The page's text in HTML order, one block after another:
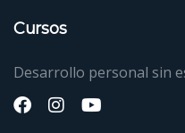
Cursos
Desarrollo personal sin